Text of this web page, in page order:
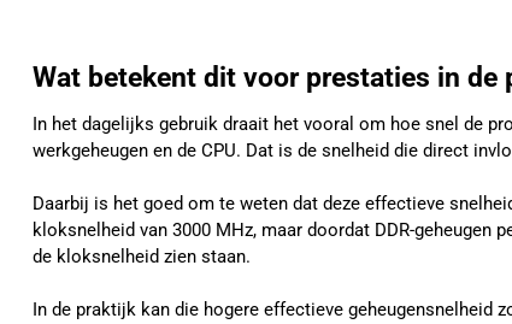
Wat betekent dit voor prestaties in de
In het dagelijks gebruik draait het vooral om hoe snel de
werkgeheugen en de CPU. Dat is de snelheid die direct
Daarbij is het goed om te weten dat deze effectieve
kloksnelheid van 3000 MHz, maar doordat DDR-
de kloksnelheid zien staan.
In de praktijk kan die hogere effectieve geheugensnelheid